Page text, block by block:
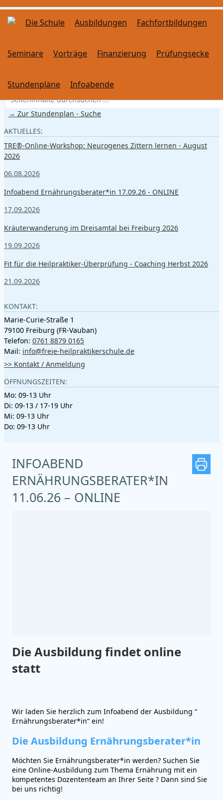
Die Schule Ausbildungen Fachfortbildungen
Seminare Vorträge Finanzierung Prüfungsecke
Stundenpläne Infoabende
SUCHE
→ Zur Stundenplan - Suche
AKTUELLES:
TRE®-Online-Workshop: Neurogenes Zittern lernen - August
2026
06.08.2026
Infoabend Ernährungsberater*in 17.09.26 - ONLINE
17.09.2026
Kräuterwanderung im Dreisamtal bei Freiburg 2026
19.09.2026
Fit für die Heilpraktiker-Überprüfung - Coaching Herbst 2026
21.09.2026
KONTAKT:
Marie-Curie-Straße 1
79100 Freiburg (FR-Vauban)
Telefon: 0761 8879 0165
Mail: info@freie-heilpraktikerschule.de
>> Kontakt / Anmeldung
ÖFFNUNGSZEITEN:
Mo: 09-13 Uhr
Di: 09-13 / 17-19 Uhr
Mi: 09-13 Uhr
Do: 09-13 Uhr
INFOABEND
ERNÄHRUNGSBERATER*IN
11.06.26 – ONLINE
Die Ausbildung findet online
statt
Wir laden Sie herzlich zum Infoabend der Ausbildung “
Ernährungsberater*in“ ein!
Die Ausbildung Ernährungsberater*in
Möchten Sie Ernährungsberater*in werden? Suchen Sie
eine Online-Ausbildung zum Thema Ernährung mit ein
kompetentes Dozententeam an Ihrer Seite ? Dann sind Sie
bei uns richtig!